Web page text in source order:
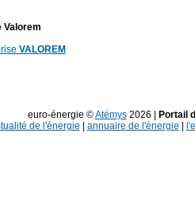
Valorem
VALOREM
euro-énergie ©Atémys2026 |
Portail
de l'énergie
annuaire de l'énergie